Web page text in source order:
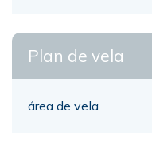
Plan de vela
área de vela